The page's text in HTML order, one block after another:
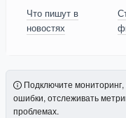
Что пишут в
новостях
Подключите
ошибки, отслеживать
проблемах.